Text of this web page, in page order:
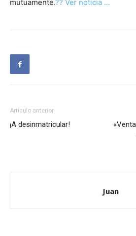
mutuamente.?? Ver noticia …
Artículo anterior
¡A desinmatricular!
Juan